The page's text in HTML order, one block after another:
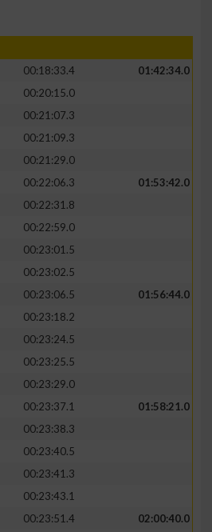
00:18:33.4
01:42:34.0
00:20:15.0
00:21:07.3
00:21:09.3
00:21:29.0
00:22:06.3
01:53:42.0
00:22:31.8
00:22:59.0
00:23:01.5
00:23:02.5
00:23:06.5
01:56:44.0
00:23:18.2
00:23:24.5
00:23:25.5
00:23:29.0
00:23:37.1
01:58:21.0
00:23:38.3
00:23:40.5
00:23:41.3
00:23:43.1
00:23:51.4
02:00:40.0